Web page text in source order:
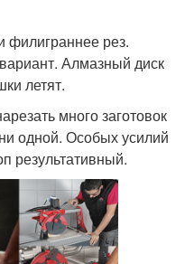
рез.
Алмазный диск
летят.
много заготовок
одной. Особых усилий
результативный.